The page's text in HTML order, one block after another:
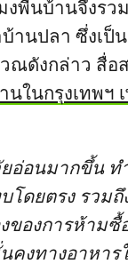
งพื้นบ้านจึงร
านปลา ซึ่งเ
ณดังกล่าว สื่อ
นในกรุงเทพ
อ่อนมากขึ้น ท
โดยตรง รวม
ของการห้าม
คงทางอาหาร